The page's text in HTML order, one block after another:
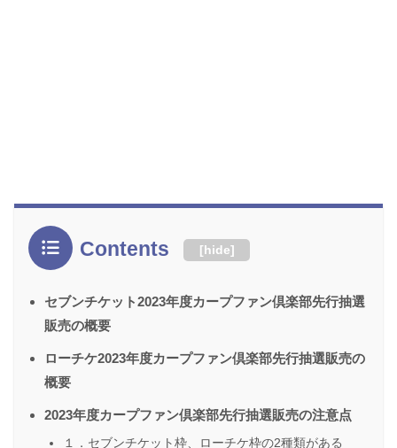
Contents [hide]
セブンチケット2023年度カープファン倶楽部先行抽選
販売の概要
ローチケ2023年度カープファン倶楽部先行抽選販売の
概要
2023年度カープファン倶楽部先行抽選販売の注意点
１．セブンチケット枠、ローチケ枠の2種類がある